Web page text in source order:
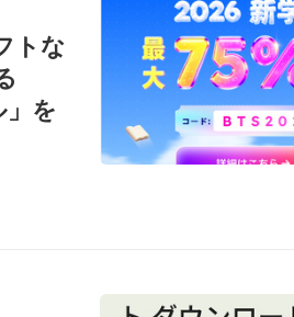
トな
」を